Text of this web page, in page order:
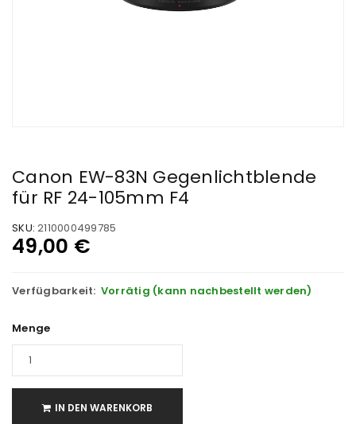
Canon EW-83N Gegenlichtblende
für RF 24-105mm F4
SKU: 2110000499785
49,00 €
Verfügbarkeit: Vorrätig (kann nachbestellt werden)
Menge
IN DEN WARENKORB